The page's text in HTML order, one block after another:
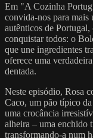
Em "A Cozinha
convida-nos para mais
autênticos de
conquistar todos: o
que une ingredientes
oferece uma
dentada.
Neste episódio, Rosa
Caco, um pão típico
uma crocância
alheira – uma enchido
transformando-a num